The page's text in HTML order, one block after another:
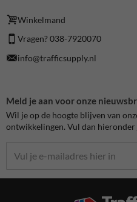
Winkelmand
Vragen? 038-7920070
info@trafficsupply.nl
Meld je aan voor onze
Wil je op de hoogte blijven van
ontwikkelingen. Vul dan hieronder